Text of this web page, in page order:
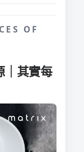
OF
｜其實每